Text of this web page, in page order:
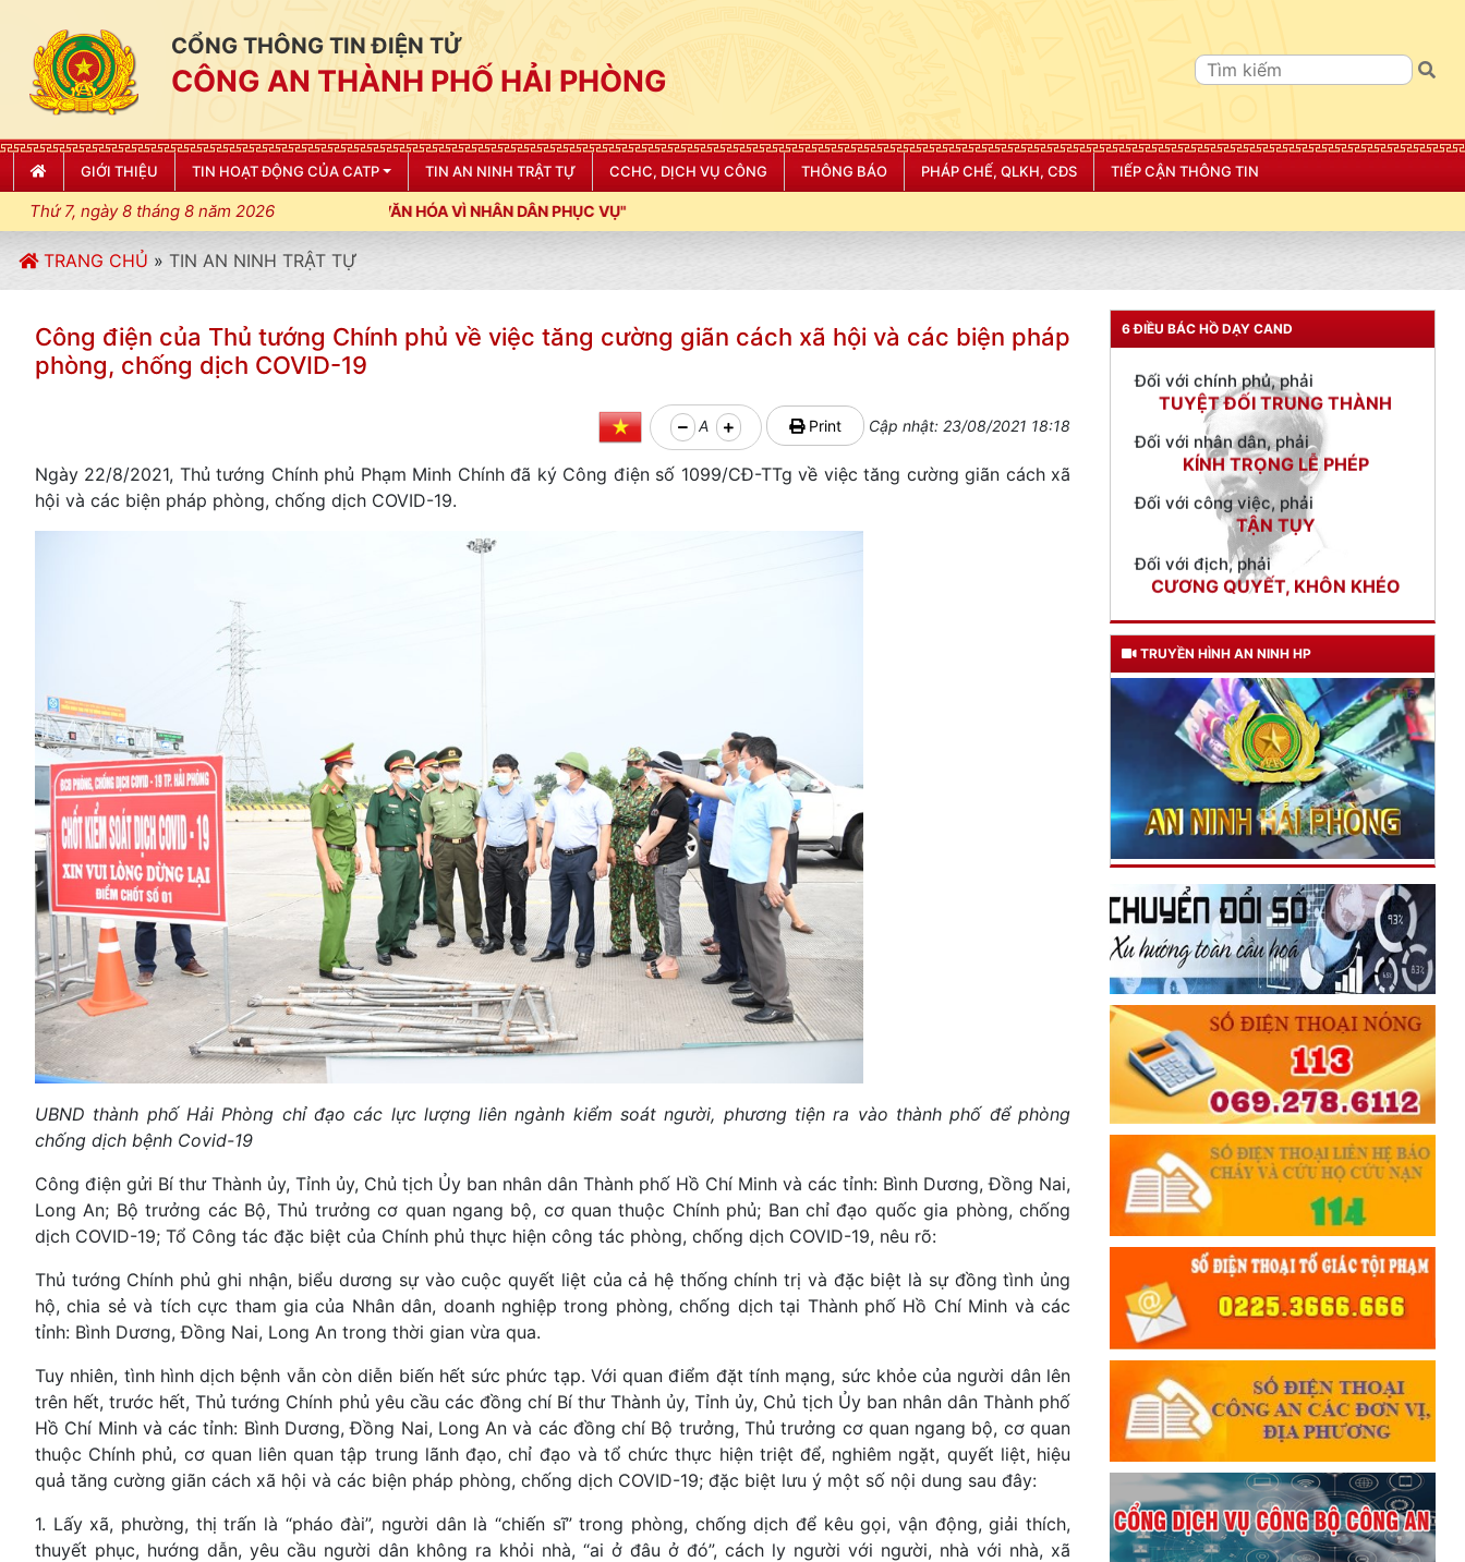
CỔNG THÔNG TIN ĐIỆN TỬ
CÔNG AN THÀNH PHỐ HẢI PHÒNG
GIỚI THIỆU TIN HOẠT ĐỘNG CỦA CATP TIN AN NINH TRẬT TỰ CCHC, DỊCH VỤ CÔNG THÔNG BÁO PHÁP CHẾ, QLKH, CĐS TIẾP CẬN THÔNG TIN
Thứ 7, ngày 8 tháng 8 năm 2026
XÂY DỰNG NẾP SỐNG VĂN HÓA VÌ NHÂN DÂN PHỤC VỤ"
TRANG CHỦ » TIN AN NINH TRẬT TỰ
Công điện của Thủ tướng Chính phủ về việc tăng cường giãn cách xã hội và các biện pháp
phòng, chống dịch COVID-19
A Print Cập nhật: 23/08/2021 18:18
Ngày 22/8/2021, Thủ tướng Chính phủ Phạm Minh Chính đã ký Công điện số 1099/CĐ-TTg về việc tăng cường giãn cách xã
hội và các biện pháp phòng, chống dịch COVID-19.
UBND thành phố Hải Phòng chỉ đạo các lực lượng liên ngành kiểm soát người, phương tiện ra vào thành phố để phòng
chống dịch bệnh Covid-19
Công điện gửi Bí thư Thành ủy, Tỉnh ủy, Chủ tịch Ủy ban nhân dân Thành phố Hồ Chí Minh và các tỉnh: Bình Dương, Đồng Nai,
Long An; Bộ trưởng các Bộ, Thủ trưởng cơ quan ngang bộ, cơ quan thuộc Chính phủ; Ban chỉ đạo quốc gia phòng, chống
dịch COVID-19; Tổ Công tác đặc biệt của Chính phủ thực hiện công tác phòng, chống dịch COVID-19, nêu rõ:
Thủ tướng Chính phủ ghi nhận, biểu dương sự vào cuộc quyết liệt của cả hệ thống chính trị và đặc biệt là sự đồng tình ủng
hộ, chia sẻ và tích cực tham gia của Nhân dân, doanh nghiệp trong phòng, chống dịch tại Thành phố Hồ Chí Minh và các
tỉnh: Bình Dương, Đồng Nai, Long An trong thời gian vừa qua.
Tuy nhiên, tình hình dịch bệnh vẫn còn diễn biến hết sức phức tạp. Với quan điểm đặt tính mạng, sức khỏe của người dân lên
trên hết, trước hết, Thủ tướng Chính phủ yêu cầu các đồng chí Bí thư Thành ủy, Tỉnh ủy, Chủ tịch Ủy ban nhân dân Thành phố
Hồ Chí Minh và các tỉnh: Bình Dương, Đồng Nai, Long An và các đồng chí Bộ trưởng, Thủ trưởng cơ quan ngang bộ, cơ quan
thuộc Chính phủ, cơ quan liên quan tập trung lãnh đạo, chỉ đạo và tổ chức thực hiện triệt để, nghiêm ngặt, quyết liệt, hiệu
quả tăng cường giãn cách xã hội và các biện pháp phòng, chống dịch COVID-19; đặc biệt lưu ý một số nội dung sau đây:
1. Lấy xã, phường, thị trấn là “pháo đài”, người dân là “chiến sĩ” trong phòng, chống dịch để kêu gọi, vận động, giải thích,
thuyết phục, hướng dẫn, yêu cầu người dân không ra khỏi nhà, “ai ở đâu ở đó”, cách ly người với người, nhà với nhà, xã
6 ĐIỀU BÁC HỒ DẠY CAND
NGƯỜI CÔNG AN CÁCH MỆNH LÀ:
Đối với tự mình, phải
Đối với chính phủ, phải
TUYỆT ĐỐI TRUNG THÀNH
Đối với nhân dân, phải
KÍNH TRỌNG LỄ PHÉP
Đối với công việc, phải
TẬN TỤY
Đối với địch, phải
CƯƠNG QUYẾT, KHÔN KHÉO
Trích thư Chủ tịch Hồ Chí Minh
gửi Công an Khu XII,
ngày 11 tháng 3 năm 1948.
TRUYỀN HÌNH AN NINH HP